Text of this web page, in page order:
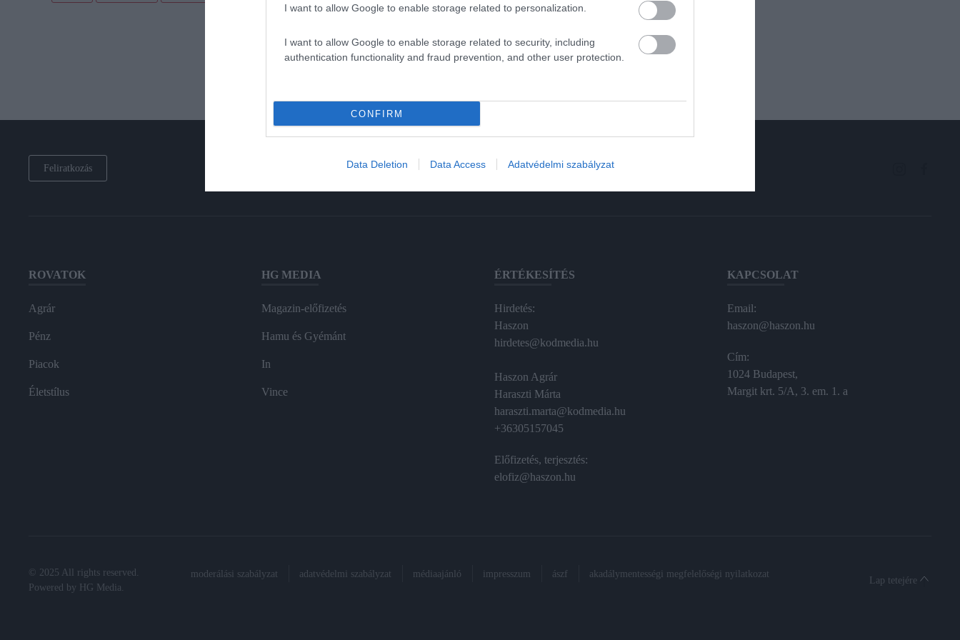
I want to allow Google to enable storage related to personalization.
I want to allow Google to enable storage related to security, including
authentication functionality and fraud prevention, and other user protection.
CONFIRM
Data Deletion Data Access Adatvédelmi szabályzat
Feliratkozás
ROVATOK
Agrár
Pénz
Piacok
Életstílus
HG MEDIA
Magazin-előfizetés
Hamu és Gyémánt
In
Vince
ÉRTÉKESÍTÉS
Hirdetés:
Haszon
hirdetes@kodmedia.hu
Haszon Agrár
Haraszti Márta
haraszti.marta@kodmedia.hu
+36305157045
Előfizetés, terjesztés:
elofiz@haszon.hu
KAPCSOLAT
Email:
haszon@haszon.hu
Cím:
1024 Budapest,
Margit krt. 5/A, 3. em. 1. a
© 2025 All rights reserved.
Powered by
HG Media.
moderálási szabályzat adatvédelmi szabályzat médiaajánló impresszum ászf akadálymentességi megfelelőségi nyilatkozat
Lap tetejére